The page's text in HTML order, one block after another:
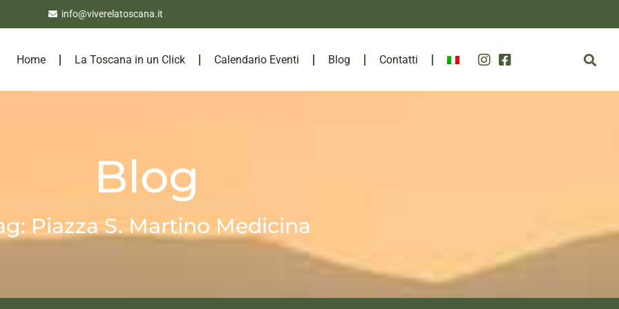
info@viverelatoscana.it
Home La Toscana in un Click Calendario Eventi Blog Contatti
Blog
Piazza S. Martino Medicina